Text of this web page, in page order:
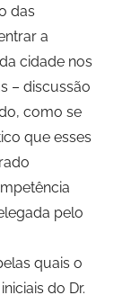
P
C
i
d
a
d
e
o
r
o
das
a
cidade nos
– discussão
como se
que esses
pelo
quais o
do Dr.